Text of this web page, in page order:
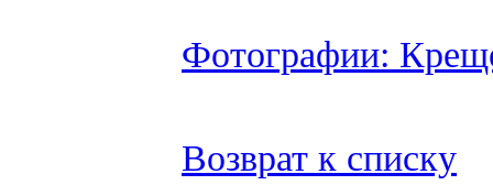
Фотографии:
Возврат к списку